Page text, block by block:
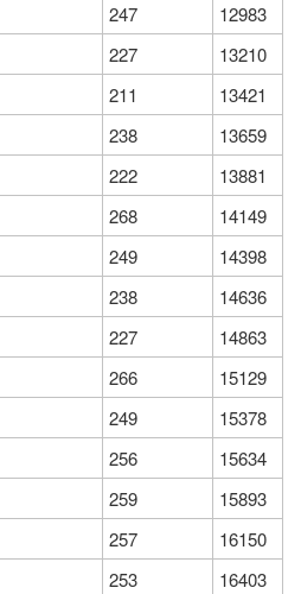
247
12983
227
13210
211
13421
238
13659
222
13881
268
14149
249
14398
238
14636
227
14863
266
15129
249
15378
256
15634
259
15893
257
16150
253
16403